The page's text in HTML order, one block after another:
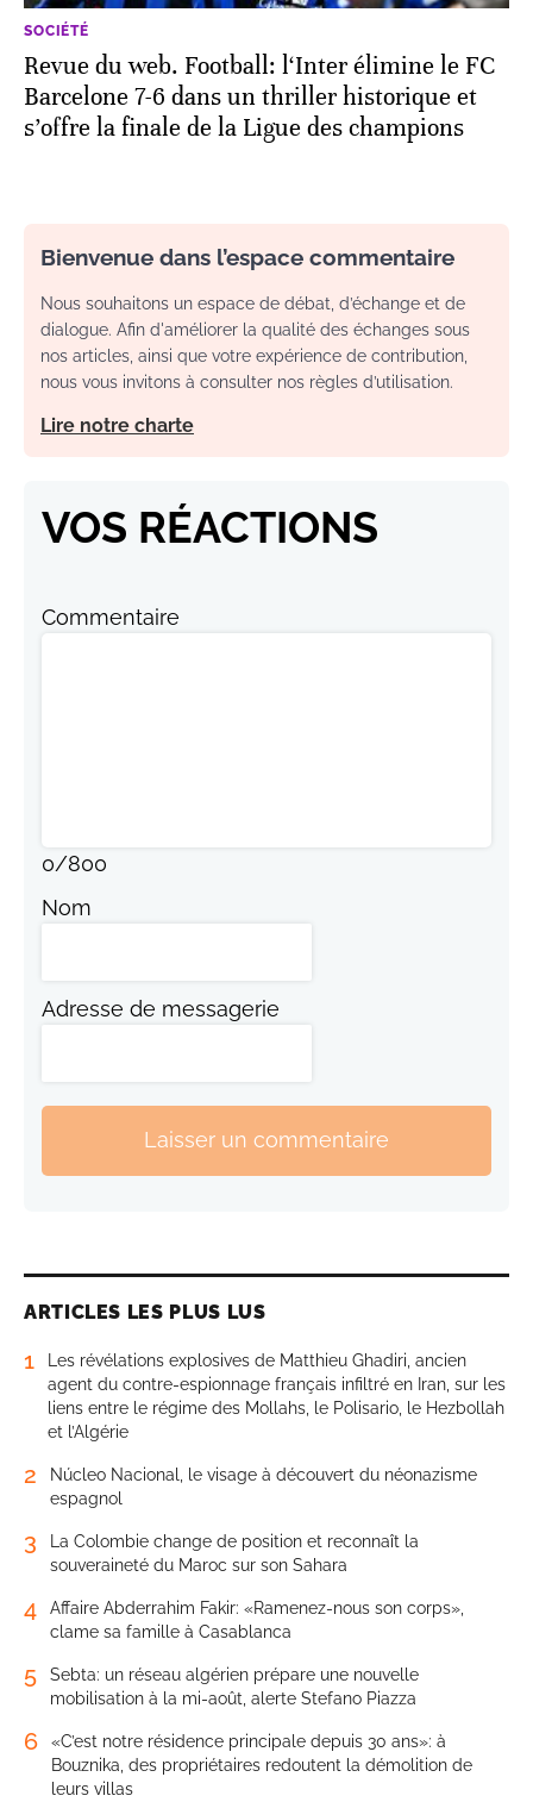
SOCIÉTÉ
Revue du web. Football: l‘Inter élimine le FC
Barcelone 7-6 dans un thriller historique et
s’offre la finale de la Ligue des champions
Bienvenue dans l’espace commentaire
Nous souhaitons un espace de débat, d’échange et de
dialogue. Afin d'améliorer la qualité des échanges sous
nos articles, ainsi que votre expérience de contribution,
nous vous invitons à consulter nos règles d’utilisation.
Lire notre charte
VOS RÉACTIONS
Commentaire
0/800
Nom
Adresse de messagerie
Laisser un commentaire
ARTICLES LES PLUS LUS
1
Les révélations explosives de Matthieu Ghadiri, ancien
agent du contre-espionnage français infiltré en Iran, sur les
liens entre le régime des Mollahs, le Polisario, le Hezbollah
et l’Algérie
2
Núcleo Nacional, le visage à découvert du néonazisme
espagnol
3
La Colombie change de position et reconnaît la
souveraineté du Maroc sur son Sahara
4
Affaire Abderrahim Fakir: «Ramenez-nous son corps»,
clame sa famille à Casablanca
5
Sebta: un réseau algérien prépare une nouvelle
mobilisation à la mi-août, alerte Stefano Piazza
6
«C’est notre résidence principale depuis 30 ans»: à
Bouznika, des propriétaires redoutent la démolition de
leurs villas